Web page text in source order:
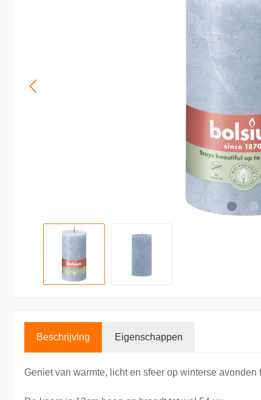
Displays
Beschrijving Eigenschappen
Geniet van warmte, licht en sfeer op winterse